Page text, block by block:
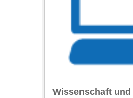
Wissenschaft und